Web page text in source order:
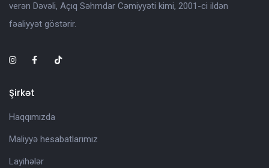
verən Dəvəli, Açıq Səhmdar Cəmiyyəti kimi, 2001-ci ildən
fəaliyyət göstərir.
Şirkət
Haqqımızda
Maliyyə hesabatlarımız
Layihələr